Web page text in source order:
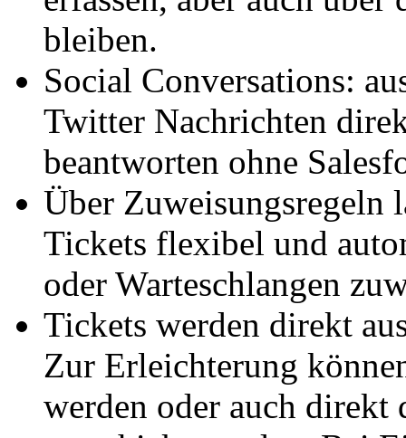
bleiben.
Social Conversations:
Twitter Nachrichten
beantworten ohne
Über Zuweisungsregeln
Tickets flexibel und
oder Warteschlangen
Tickets werden direkt
Zur Erleichterung
werden oder auch direkt